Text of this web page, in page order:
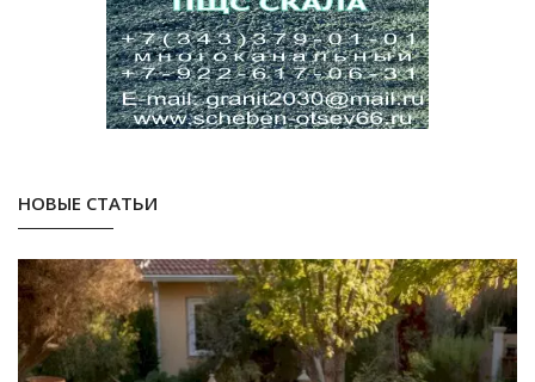
НОВЫЕ СТАТЬИ